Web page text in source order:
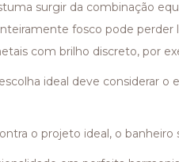
surgir da combinação
fosco pode perder
com brilho discreto, por
ideal deve considerar
o projeto ideal, o banheiro